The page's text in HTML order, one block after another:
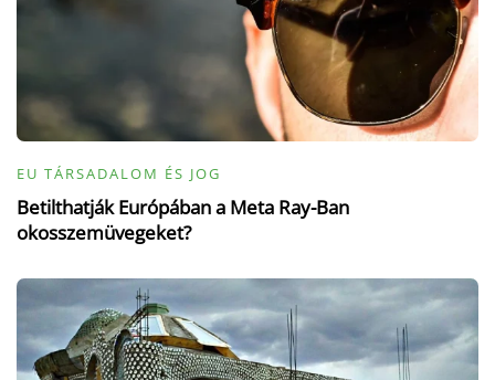
EU TÁRSADALOM ÉS JOG
Betilthatják Európában a Meta Ray-Ban
okosszemüvegeket?